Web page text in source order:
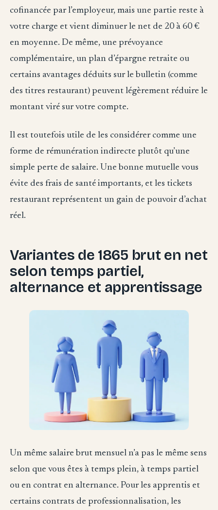
cofinancée par l’employeur, mais une partie reste à
votre charge et vient diminuer le net de 20 à 60 €
en moyenne. De même, une prévoyance
complémentaire, un plan d’épargne retraite ou
certains avantages déduits sur le bulletin (comme
des titres restaurant) peuvent légèrement réduire le
montant viré sur votre compte.
Il est toutefois utile de les considérer comme une
forme de rémunération indirecte plutôt qu’une
simple perte de salaire. Une bonne mutuelle vous
évite des frais de santé importants, et les tickets
restaurant représentent un gain de pouvoir d’achat
réel.
Variantes de 1865 brut en net
selon temps partiel,
alternance et apprentissage
Un même salaire brut mensuel n’a pas le même sens
selon que vous êtes à temps plein, à temps partiel
ou en contrat en alternance. Pour les apprentis et
certains contrats de professionnalisation, les